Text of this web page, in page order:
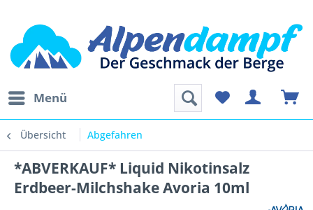
Menü
Übersicht Abgefahren
*ABVERKAUF* Liquid Nikotinsalz
Erdbeer-Milchshake Avoria 10ml